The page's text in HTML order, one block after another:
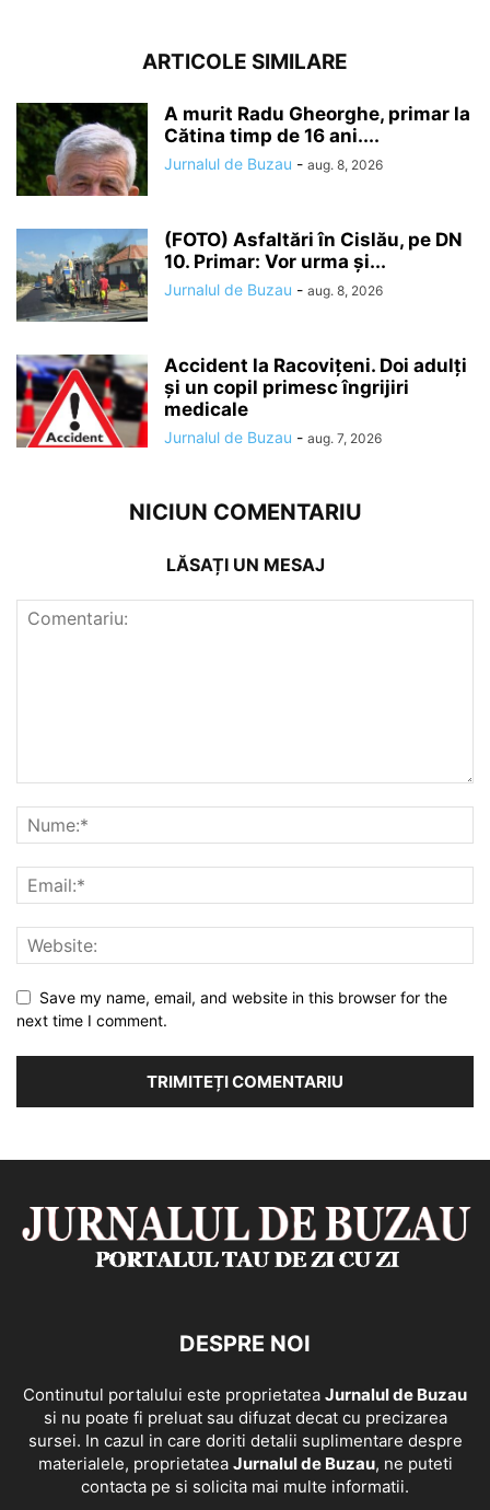
ARTICOLE SIMILARE
A murit Radu Gheorghe, primar la
Cătina timp de 16 ani....
Jurnalul de Buzau - aug. 8, 2026
(FOTO) Asfaltări în Cislău, pe DN
10. Primar: Vor urma și...
Jurnalul de Buzau - aug. 8, 2026
Accident la Racovițeni. Doi adulți
și un copil primesc îngrijiri
medicale
Jurnalul de Buzau - aug. 7, 2026
NICIUN COMENTARIU
LĂSAȚI UN MESAJ
Save my name, email, and website in this browser for the
next time I comment.
DESPRE NOI
Continutul portalului este proprietatea Jurnalul de Buzau
si nu poate fi preluat sau difuzat decat cu precizarea
sursei. In cazul in care doriti detalii suplimentare despre
materialele, proprietatea Jurnalul de Buzau, ne puteti
contacta pe si solicita mai multe informatii.